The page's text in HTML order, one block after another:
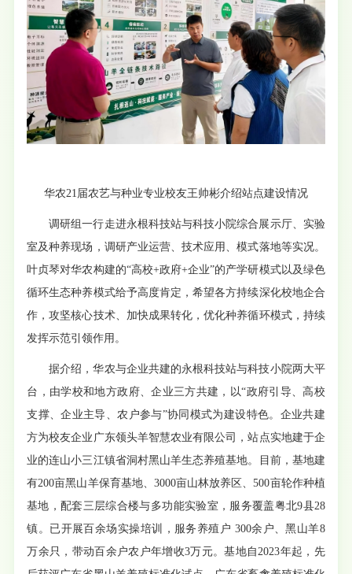
华农21届农艺与种业专业校友王帅彬介绍站点建设情况
调研组一行走进永根科技站与科技小院综合展示厅、实验
室及种养现场，调研产业运营、技术应用、模式落地等实况。
叶贞琴对华农构建的“高校+政府+企业”的产学研模式以及绿色
循环生态种养模式给予高度肯定，希望各方持续深化校地企合
作，攻坚核心技术、加快成果转化，优化种养循环模式，持续
发挥示范引领作用。
据介绍，华农与企业共建的永根科技站与科技小院两大平
台，由学校和地方政府、企业三方共建，以“政府引导、高校
支撑、企业主导、农户参与”协同模式为建设特色。企业共建
方为校友企业广东领头羊智慧农业有限公司，站点实地建于企
业的连山小三江镇省洞村黑山羊生态养殖基地。目前，基地建
有200亩黑山羊保育基地、3000亩山林放养区、500亩轮作种植
基地，配套三层综合楼与多功能实验室，服务覆盖粤北9县28
镇。已开展百余场实操培训，服务养殖户 300余户、黑山羊8
万余只，带动百余户农户年增收3万元。基地自2023年起，先